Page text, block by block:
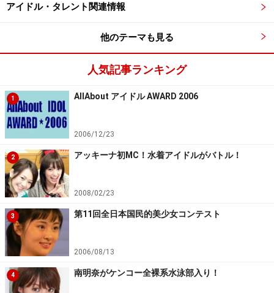
アイドル・タレント関連情報
他のテーマも見る
人気記事ランキング
1 AllAbout アイドル AWARD 2006
2006/12/23
2 アッキーナ初MC！水着アイドルがバトル！
2008/02/23
3 第11回全日本国民的美少女コンテスト
2006/08/13
4 南明奈がケンコー全裸系水泳部入り！